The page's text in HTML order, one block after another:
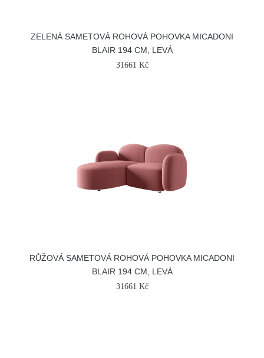
ZELENÁ SAMETOVÁ ROHOVÁ POHOVKA MICADONI
BLAIR 194 CM, LEVÁ
31661 Kč
RŮŽOVÁ SAMETOVÁ ROHOVÁ POHOVKA MICADONI
BLAIR 194 CM, LEVÁ
31661 Kč